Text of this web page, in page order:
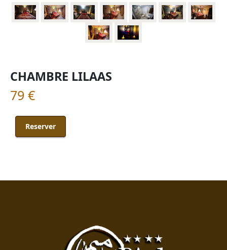
CHAMBRE LILAAS
79 €
Reserver